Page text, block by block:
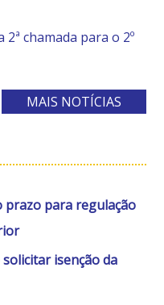
chamada para o 2º
MAIS NOTÍCIAS
prazo para regulação
solicitar isenção da